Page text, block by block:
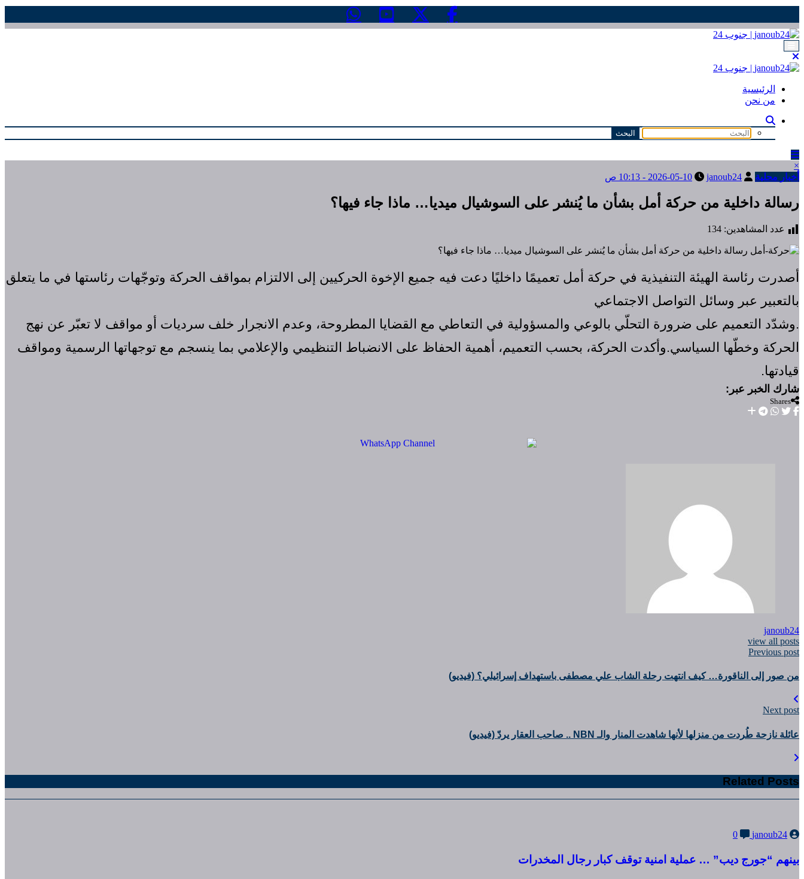
إلى
المحتوى
الرئيسية
من نحن
×
أخبار محلية
janoub24 2026-05-10 - 10:13 ص
رسالة داخلية من حركة أمل بشأن ما يُنشر على السوشيال ميديا… ماذا جاء فيها؟
عدد المشاهدين: 134
أصدرت رئاسة الهيئة التنفيذية في حركة أمل تعميمًا داخليًا دعت فيه جميع الإخوة الحركيين إلى الالتزام بمواقف الحركة وتوجّهات رئاستها في ما يتعلق
بالتعبير عبر وسائل التواصل الاجتماعي
.وشدّد التعميم على ضرورة التحلّي بالوعي والمسؤولية في التعاطي مع القضايا المطروحة، وعدم الانجرار خلف سرديات أو مواقف لا تعبّر عن نهج
الحركة وخطّها السياسي.وأكدت الحركة، بحسب التعميم، أهمية الحفاظ على الانضباط التنظيمي والإعلامي بما ينسجم مع توجهاتها الرسمية ومواقف
قيادتها.
Shares
janoub24
view all posts
Previous post
من صور إلى الناقورة… كيف انتهت رحلة الشاب علي مصطفى باستهداف إسرائيلي؟ (فيديو)
Next post
عائلة نازحة طُردت من منزلها لأنها شاهدت المنار والـ NBN .. صاحب العقار يردّ (فيديو)
Related Posts
janoub24
0
بينهم “جورج ديب” … عملية امنية توقف كبار رجال المخدرات